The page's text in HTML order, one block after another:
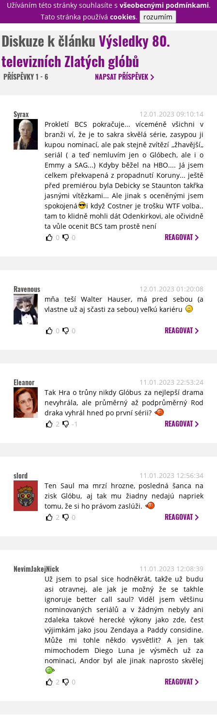
Užíváním této stránky souhlasíte s všeobecnými podmínkami.
Tato stránka používá cookies. rozumím
PŘIHLÁSIT
NOVINKY
TÉMATA
DISKUZE
STATISTIKY
TIRÁŽ
Diskuze k článkuVýsledky 80.
televizních Zlatých glóbů
PŘÍSPĚVKY1 - 6 NAPSATPŘÍSPĚVEK
Syrax
12.01.2023 09:10:14
Prokletí BCS pokračuje... víceméně všichni v
branži ví, že je to sakra skvělá série, zasypou ji
kupou nominací, ale pak stejně zvítězí ,,žhavější,,
seriál ( a teď nemluvím jen o Glóbech, ale i o
Emmy a SAG...) Kdyby běžel na HBO.... Já jsem
celkem překvapená z propadnutí Koruny... ještě
před premiérou byla Debicky se Staunton takřka
jasnými vítězkami... Ale jinak s oceněnými jsem
spokojená
i když Costner je trošku WTF volba..
tam to klidně mohli dát Odenkirkovi, ale očividně
ta vůle ocenit BCS tam prostě není
0
0 REAGOVAT
Ravenous
12.01.2023 01:20:08
mňa teší Walter Hauser, má pred sebou (a
vlastne už aj sčasti za sebou) veľkú kariéru
0 0 REAGOVAT
Eleanor
11.01.2023 22:53:24
Tak Hra o trůny nikdy Glóbus za nejlepší drama
nevyhrála, ale průměrný až podprůměrný Rod
draka vyhrál hned po první sérii?
2
-1 REAGOVAT
slord
11.01.2023 12:56:34
Ten Saul ma mrzí hrozne, posledná šanca na
zisk Glóbu, aj tak mu žiadny nedajú napriek
tomu, že si ho právom zaslúži.
2
0 REAGOVAT
NevimJakejNick
11.01.2023 12:08:39
Už jsem to psal sice hodněkrát, takže už budu
asi otravnej, ale jak je možný že se takhle
ignoruje better call saul? Viděl jsem většinu
nominovaných seriálů a v žádným nebyly ani
zdaleka takové herecké výkony jako zde, čest
výjimkám jako jsou Zendaya a Paddy considine.
Může mi tohle někdo vysvětlit? A jen tak
mimochodem Diego Luna je výsměch už za
nominaci, Andor byl ale jinak naprosto skvělej
2 0 REAGOVAT